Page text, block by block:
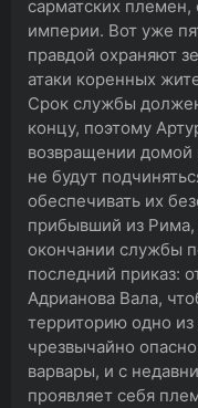
сарматских
империи. Вот уже
правдой охраняют
атаки коренных
Срок службы
концу, поэтому
возвращении домой
не будут
обеспечивать их
прибывший из Рима,
окончании службы
последний приказ:
Адрианова Вала,
территорию одно
чрезвычайно
варвары, и с
проявляет себя